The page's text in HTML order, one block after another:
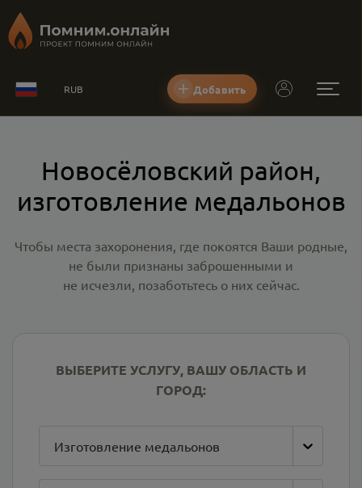
RUB Добавить
Новосёловский район,
изготовление медальонов
Чтобы места захоронения, где покоятся Ваши родные,
не были признаны заброшенными и
не исчезли, позаботьтесь о них сейчас.
ВЫБЕРИТЕ УСЛУГУ, ВАШУ ОБЛАСТЬ И
ГОРОД:
Изготовление медальонов